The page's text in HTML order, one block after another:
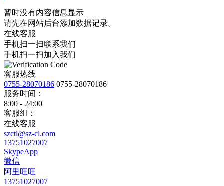
暂时没有内容信息显示
请先在网站后台添加数据记录。
在线客服
手机扫一扫联系我们
手机扫一扫加入我们
客服热线
0755-28070186 0755-28070186
服务时间：
8:00 - 24:00
客服组：
在线客服
szctl@sz-cl.com
13751027007
SkypeApp
微信
阿里旺旺
13751027007